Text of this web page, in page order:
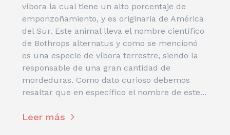
víbora la cual tiene un alto porcentaje de
emponzoñamiento, y es originaria de América
del Sur. Este animal lleva el nombre científico
de Bothrops alternatus y como se mencionó
es una especie de víbora terrestre, siendo la
responsable de una gran cantidad de
mordeduras. Como dato curioso debemos
resaltar que en específico el nombre de este...
Leer más